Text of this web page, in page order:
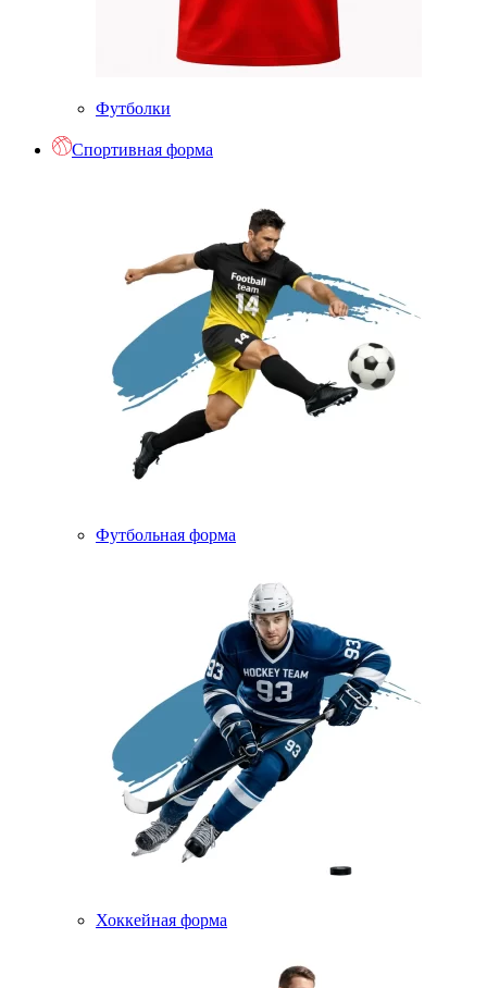
Футболки
Спортивная форма
Футбольная форма
Хоккейная форма